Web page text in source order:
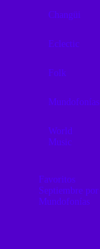
Changüi
Eclectic
Folk
Mundofonías
World
Music
Favoritos
Septiembre por
Mundofonías